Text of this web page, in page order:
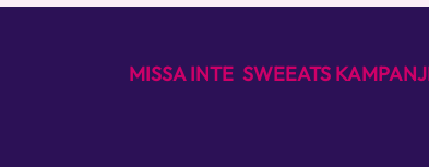
MISSA INTE SWEEATS